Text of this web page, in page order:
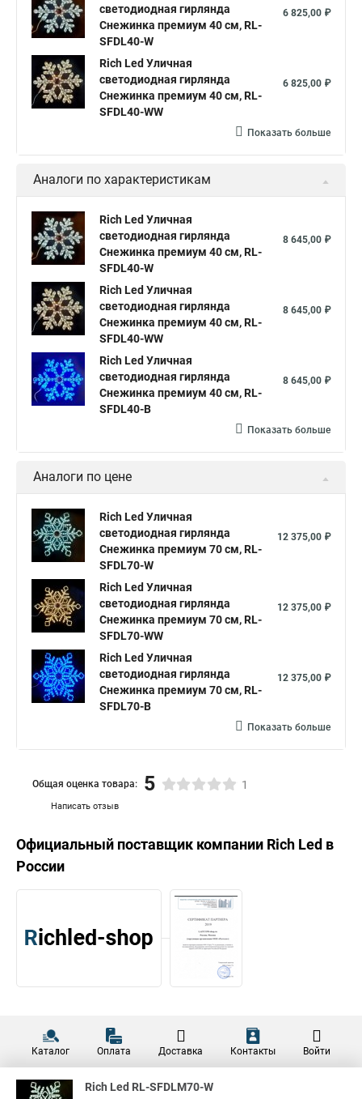
светодиодная гирлянда
Снежинка премиум 40 см, RL-
SFDL40-W
6 825,00 ₽
Rich Led Уличная
светодиодная гирлянда
Снежинка премиум 40 см, RL-
SFDL40-WW
6 825,00 ₽
Показать больше
Аналоги по характеристикам
Rich Led Уличная
светодиодная гирлянда
Снежинка премиум 40 см, RL-
SFDL40-W
8 645,00 ₽
Rich Led Уличная
светодиодная гирлянда
Снежинка премиум 40 см, RL-
SFDL40-WW
8 645,00 ₽
Rich Led Уличная
светодиодная гирлянда
Снежинка премиум 40 см, RL-
SFDL40-B
8 645,00 ₽
Показать больше
Аналоги по цене
Rich Led Уличная
светодиодная гирлянда
Снежинка премиум 70 см, RL-
SFDL70-W
12 375,00 ₽
Rich Led Уличная
светодиодная гирлянда
Снежинка премиум 70 см, RL-
SFDL70-WW
12 375,00 ₽
Rich Led Уличная
светодиодная гирлянда
Снежинка премиум 70 см, RL-
SFDL70-B
12 375,00 ₽
Показать больше
Написать отзыв
Общая оценка товара: 5 1
Официальный поставщик компании Rich Led в
России
Каталог Оплата Доставка Контакты Войти
Rich Led RL-SFDLM70-W